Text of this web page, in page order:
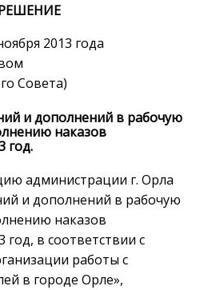
2013 года
Совета)
и дополнений в рабочую
наказов
год.
администрации г. Орла
и дополнений в рабочую
наказов
год, в соответствии с
работы с
в городе Орле»,